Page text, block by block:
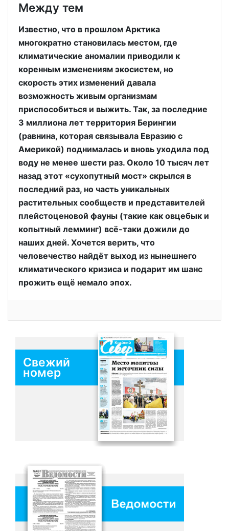
Между тем
Известно, что в прошлом Арктика
многократно становилась местом, где
климатические аномалии приводили к
коренным изменениям экосистем, но
скорость этих изменений давала
возможность живым организмам
приспособиться и выжить. Так, за последние
3 миллиона лет территория Берингии
(равнина, которая связывала Евразию с
Америкой) поднималась и вновь уходила под
воду не менее шести раз. Около 10 тысяч лет
назад этот «сухопутный мост» скрылся в
последний раз, но часть уникальных
растительных сообществ и представителей
плейстоценовой фауны (такие как овцебык и
копытный лемминг) всё-таки дожили до
наших дней. Хочется верить, что
человечество найдёт выход из нынешнего
климатического кризиса и подарит им шанс
прожить ещё немало эпох.
Свежий
номер